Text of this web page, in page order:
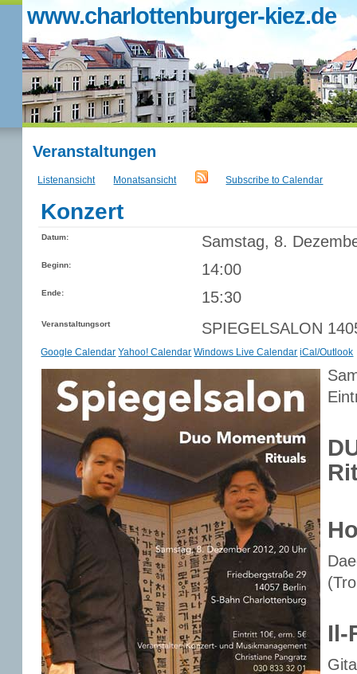
www.charlottenburger-kiez.de
Veranstaltungen
Listenansicht Monatsansicht Subscribe to Calendar
Konzert
Datum: Samstag, 8.
Beginn: 14:00
Ende: 15:30
Veranstaltungsort SPIEGELSALON
Google Calendar Yahoo! Calendar Windows Live Calendar iCal/Outlook
Il-